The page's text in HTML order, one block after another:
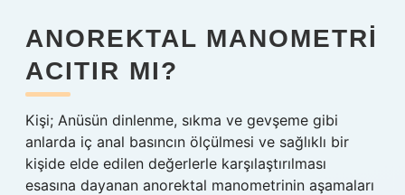
ANOREKTAL MANOMETRI
ACITIR MI?
Kişi; Anüsün dinlenme, sıkma ve gevşeme gibi
anlarda iç anal basıncın ölçülmesi ve sağlıklı bir
kişide elde edilen değerlerle karşılaştırılması
esasına dayanan anorektal manometrinin aşamaları